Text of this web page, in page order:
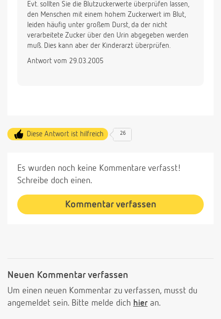
Evt. sollten Sie die Blutzuckerwerte überprüfen lassen,
den Menschen mit einem hohem Zuckerwert im Blut,
leiden häufig unter großem Durst, da der nicht
verarbeitete Zucker über den Urin abgegeben werden
muß. Dies kann aber der Kinderarzt überprüfen.
Antwort vom 29.03.2005
Diese Antwort ist hilfreich 26
Es wurden noch keine Kommentare verfasst!
Schreibe doch einen.
Kommentar verfassen
Neuen Kommentar verfassen
Um einen neuen Kommentar zu verfassen, musst du
angemeldet sein. Bitte melde dich hier an.